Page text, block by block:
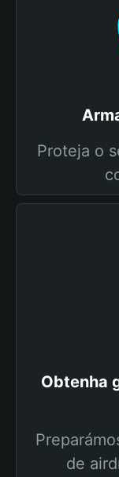
Proteja o
Obtenha
de